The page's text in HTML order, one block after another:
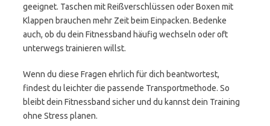
geeignet. Taschen mit Reißverschlüssen oder Boxen mit
Klappen brauchen mehr Zeit beim Einpacken. Bedenke
auch, ob du dein Fitnessband häufig wechseln oder oft
unterwegs trainieren willst.
Wenn du diese Fragen ehrlich für dich beantwortest,
findest du leichter die passende Transportmethode. So
bleibt dein Fitnessband sicher und du kannst dein Training
ohne Stress planen.